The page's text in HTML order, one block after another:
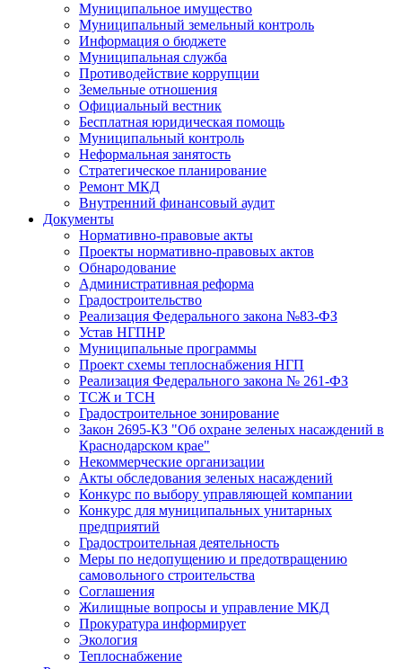
Муниципальное имущество
Муниципальный земельный контроль
Информация о бюджете
Муниципальная служба
Противодействие коррупции
Земельные отношения
Официальный вестник
Бесплатная юридическая помощь
Муниципальный контроль
Неформальная занятость
Стратегическое планирование
Ремонт МКД
Внутренний финансовый аудит
Документы
Нормативно-правовые акты
Проекты нормативно-правовых актов
Обнародование
Административная реформа
Градостроительство
Реализация Федерального закона №83-ФЗ
Устав НГПНР
Муниципальные программы
Проект схемы теплоснабжения НГП
Реализация Федерального закона № 261-ФЗ
ТСЖ и ТСН
Градостроительное зонирование
Закон 2695-КЗ "Об охране зеленых насаждений в
Краснодарском крае"
Некоммерческие организации
Акты обследования зеленых насаждений
Конкурс по выбору управляющей компании
Конкурс для муниципальных унитарных
предприятий
Градостроительная деятельность
Меры по недопущению и предотвращению
самовольного строительства
Соглашения
Жилищные вопросы и управление МКД
Прокуратура информирует
Экология
Теплоснабжение